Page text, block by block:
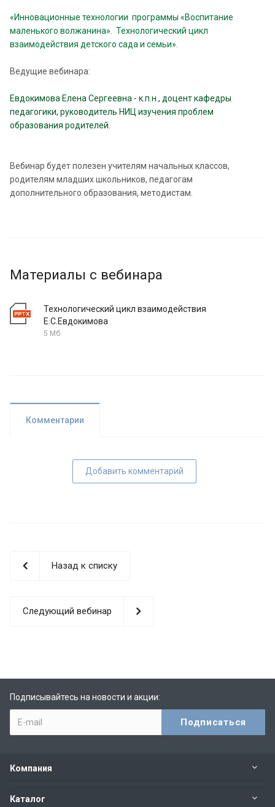
«Инновационные технологии программы «Воспитание
маленького волжанина». Технологический цикл
взаимодействия детского сада и семьи».
Ведущие вебинара:
Евдокимова Елена Сергеевна - к.п.н., доцент кафедры
педагогики, руководитель НИЦ изучения проблем
образования родителей.
Вебинар будет полезен учителям начальных классов,
родителям младших школьников, педагогам
дополнительного образования, методистам.
Материалы с вебинара
Технологический цикл взаимодействия
Е.С.Евдокимова
5 Мб
Комментарии
Добавить комментарий
Назад к списку
Следующий вебинар
Подписывайтесь на новости и акции:
Компания
Каталог